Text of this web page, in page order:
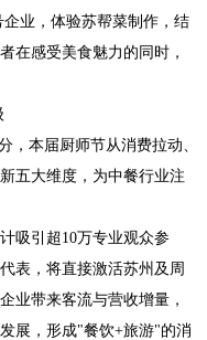
业，体验苏帮菜制作，结
在感受美食魅力的同时，
本届厨师节从消费拉动、
五大维度，为中餐行业注
引超10万专业观众参
表，将直接激活苏州及周
业带来客流与营收增量，
展，形成"餐饮+旅游"的消